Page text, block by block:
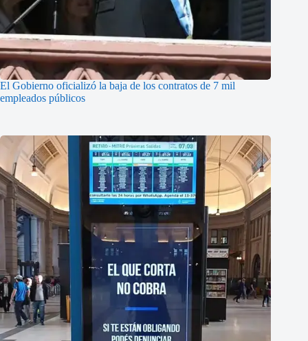
El Gobierno oficializó la baja de los contratos de 7 mil
empleados públicos